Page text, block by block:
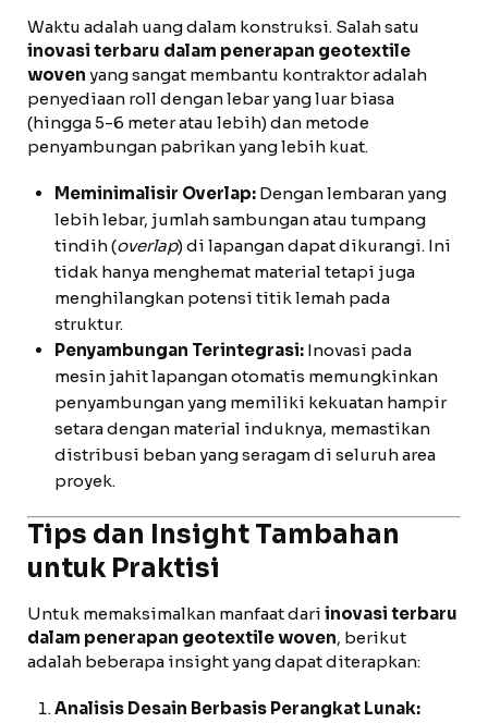
Waktu adalah uang dalam konstruksi. Salah satu
inovasi terbaru dalam penerapan geotextile
woven yang sangat membantu kontraktor adalah
penyediaan roll dengan lebar yang luar biasa
(hingga 5-6 meter atau lebih) dan metode
penyambungan pabrikan yang lebih kuat.
Meminimalisir Overlap: Dengan lembaran yang
lebih lebar, jumlah sambungan atau tumpang
tindih (overlap) di lapangan dapat dikurangi. Ini
tidak hanya menghemat material tetapi juga
menghilangkan potensi titik lemah pada
struktur.
Penyambungan Terintegrasi: Inovasi pada
mesin jahit lapangan otomatis memungkinkan
penyambungan yang memiliki kekuatan hampir
setara dengan material induknya, memastikan
distribusi beban yang seragam di seluruh area
proyek.
Tips dan Insight Tambahan
untuk Praktisi
Untuk memaksimalkan manfaat dari inovasi terbaru
dalam penerapan geotextile woven, berikut
adalah beberapa insight yang dapat diterapkan:
Analisis Desain Berbasis Perangkat Lunak: